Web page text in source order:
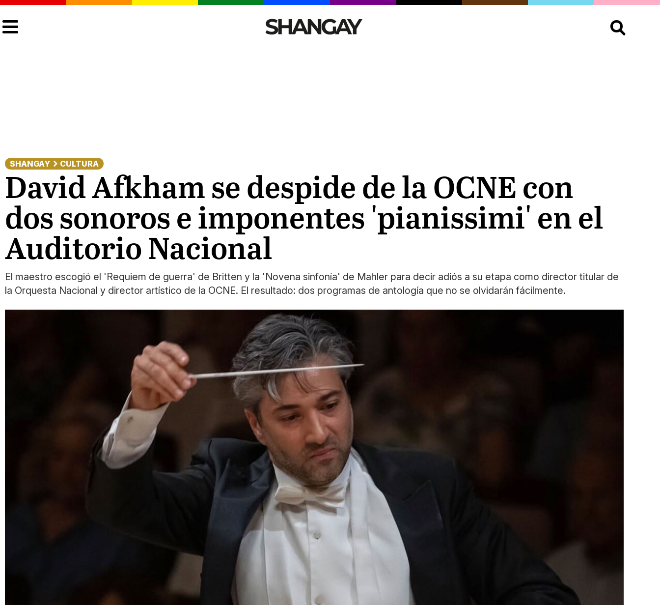
Buscar:
SHANGAY CULTURA
David Afkham se despide de la OCNE con
dos sonoros e imponentes 'pianissimi' en el
Auditorio Nacional
El maestro escogió el 'Requiem de guerra' de Britten y la 'Novena sinfonía' de Mahler para decir adiós a su etapa como director titular de
la Orquesta Nacional y director artístico de la OCNE. El resultado: dos programas de antología que no se olvidarán fácilmente.